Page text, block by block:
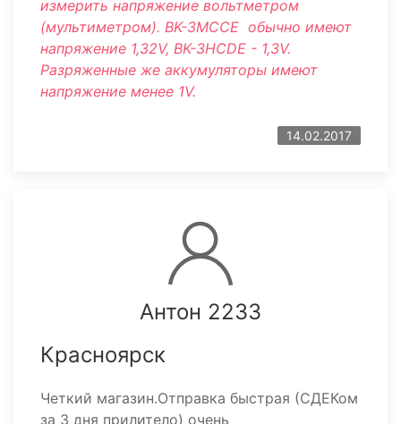
измерить напряжение вольтметром
(мультиметром). BK-3MCCE обычно имеют
напряжение 1,32V, BK-3HCDE - 1,3V.
Разряженные же аккумуляторы имеют
напряжение менее 1V.
14.02.2017
Антон 2233
Красноярск
Четкий магазин.Отправка быстрая (СДЕКом
за 3 дня прилитело) очень